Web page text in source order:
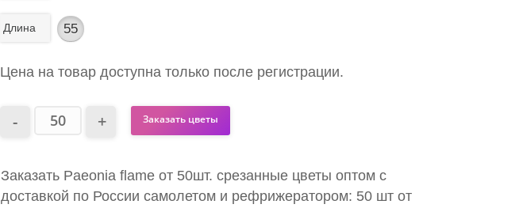
Длина 55
Цена на товар доступна только после регистрации.
Заказать цветы
Заказать Paeonia flame от 50шт. срезанные цветы оптом с
доставкой по России самолетом и рефрижератором: 50 шт от